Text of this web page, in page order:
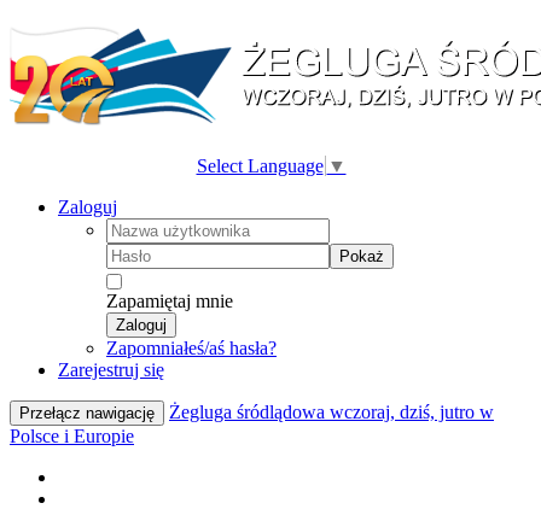
Select Language ▼
Zaloguj
Pokaż
Zapamiętaj mnie
Zaloguj
Zapomniałeś/aś hasła?
Zarejestruj się
Przełącz nawigację
Żegluga śródlądowa wczoraj, dziś, jutro w
Polsce i Europie